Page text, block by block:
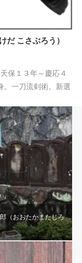
だ こさぶろう）
保１３年～慶応４
一刀流剣術。新選
（おおたかまたじろ